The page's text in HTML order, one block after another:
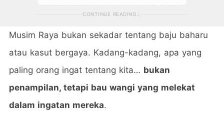
CONTINUE READING
Musim Raya bukan sekadar tentang baju baharu
atau kasut bergaya. Kadang-kadang, apa yang
paling orang ingat tentang kita… bukan
penampilan, tetapi bau wangi yang melekat
dalam ingatan mereka.